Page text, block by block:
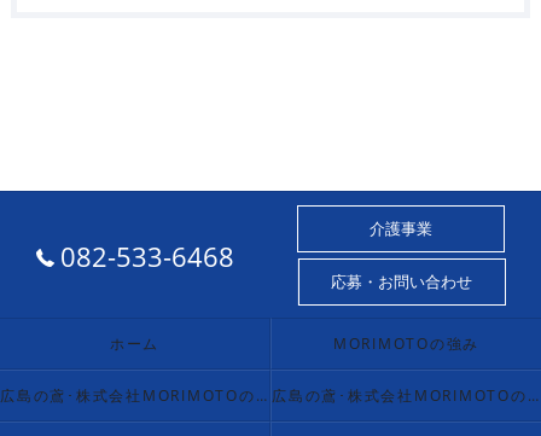
082-533-6468
介護事業
応募・お問い合わせ
ホーム MORIMOTOの強み
広島の鳶･株式会社MORIMOTOの口コミ情報 広島の鳶･株式会社MORIMOTOの評判